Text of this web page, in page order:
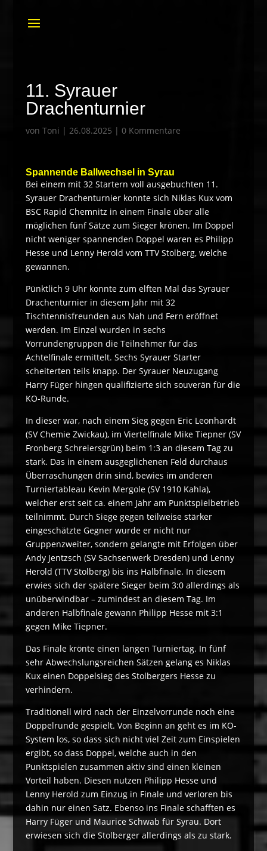
11. Syrauer
Drachenturnier
von Toni | 26.08.2025 | 0 Kommentare
Spannende Ballwechsel in Syrau
Bei einem mit 32 Startern voll ausgebuchten 11.
Syrauer Drachenturnier konnte sich Niklas Kux vom
BSC Rapid Chemnitz in einem Finale über alle
möglichen fünf Sätze zum Sieger krönen. Im Doppel
nicht weniger spannenden Doppel waren es Philipp
Hesse und Lenny Herold vom TTV Stolberg, welche
gewannen.
Pünktlich 9 Uhr konnte zum elften Mal das Syrauer
Drachenturnier in diesem Jahr mit 32
Tischtennisfreunden aus Nah und Fern eröffnet
werden. Im Einzel wurden in sechs
Vorrundengruppen die Teilnehmer für das
Achtelfinale ermittelt. Sechs Syrauer Starter
scheiterten teils knapp. Der Syrauer Neuzugang
Harry Füger hingen qualifizierte sich souverän für die
KO-Runde.
In dieser war, nach einem Sieg gegen Eric Leonhardt
(SV Chemie Zwickau), im Viertelfinale Mike Tiepner (SV
Fronberg Schreiersgrün) beim 1:3 an diesem Tag zu
stark. Das in einem ausgeglichenen Feld durchaus
Überraschungen drin sind, bewies im anderen
Turniertableau Kevin Mergole (SV 1910 Kahla),
welcher erst seit ca. einem Jahr am Punktspielbetrieb
teilnimmt. Durch Siege gegen teilweise stärker
eingeschätzte Gegner wurde er nicht nur
Gruppenzweiter, sondern gelangte mit Erfolgen über
Andy Jentzsch (SV Sachsenwerk Dresden) und Lenny
Herold (TTV Stolberg) bis ins Halbfinale. In diesem
erwies sich der spätere Sieger beim 3:0 allerdings als
unüberwindbar – zumindest an diesem Tag. Im
anderen Halbfinale gewann Philipp Hesse mit 3:1
gegen Mike Tiepner.
Das Finale krönte einen langen Turniertag. In fünf
sehr Abwechslungsreichen Sätzen gelang es Niklas
Kux einen Doppelsieg des Stolbergers Hesse zu
verhindern.
Traditionell wird nach der Einzelvorrunde noch eine
Doppelrunde gespielt. Von Beginn an geht es im KO-
System los, so dass sich nicht viel Zeit zum Einspielen
ergibt, so dass Doppel, welche auch in den
Punktspielen zusammen aktiv sind einen kleinen
Vorteil haben. Diesen nutzen Philipp Hesse und
Lenny Herold zum Einzug in Finale und verloren bis
dahin nur einen Satz. Ebenso ins Finale schafften es
Harry Füger und Maurice Schwab für Syrau. Dort
erwiesen sich die Stolberger allerdings als zu stark.